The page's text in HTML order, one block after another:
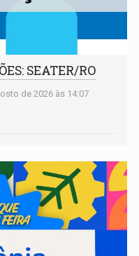
SEATER/RO
de 2026 às 14:07